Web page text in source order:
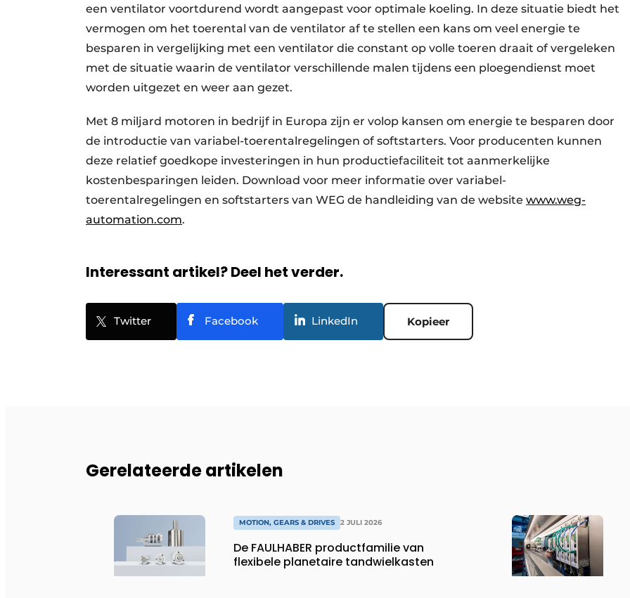
een ventilator voortdurend wordt aangepast voor optimale koeling. In deze situatie biedt het
vermogen om het toerental van de ventilator af te stellen een kans om veel energie te
besparen in vergelijking met een ventilator die constant op volle toeren draait of vergeleken
met de situatie waarin de ventilator verschillende malen tijdens een ploegendienst moet
worden uitgezet en weer aan gezet.
Met 8 miljard motoren in bedrijf in Europa zijn er volop kansen om energie te besparen door
de introductie van variabel-toerentalregelingen of softstarters. Voor producenten kunnen
deze relatief goedkope investeringen in hun productiefaciliteit tot aanmerkelijke
kostenbesparingen leiden. Download voor meer informatie over variabel-
toerentalregelingen en softstarters van WEG de handleiding van de website www.weg-
automation.com.
Interessant artikel? Deel het verder.
Twitter Facebook LinkedIn Kopieer
Gerelateerde artikelen
MOTION, GEARS & DRIVES 2 JULI 2026
De FAULHABER productfamilie van
flexibele planetaire tandwielkasten